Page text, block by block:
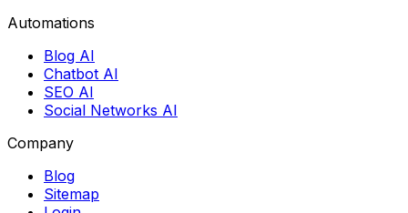
Automations
Blog AI
Chatbot AI
SEO AI
Social Networks AI
Company
Blog
Sitemap